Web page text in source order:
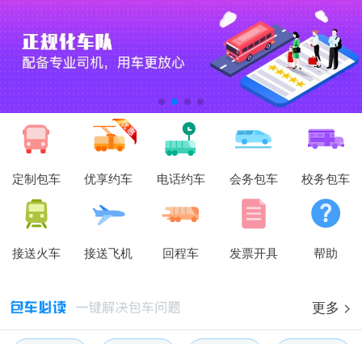
定制包车 优享约车 电话约车 会务包车 校务包车
接送火车 接送飞机 回程车 发票开具 帮助
更多 >